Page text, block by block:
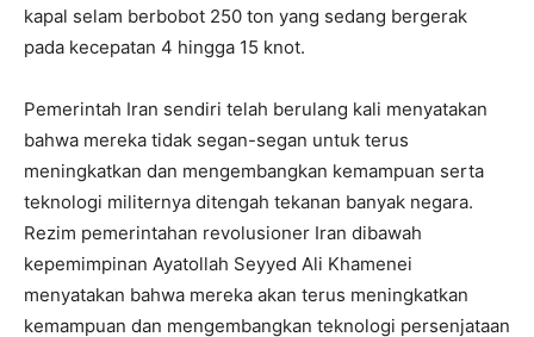
kapal selam berbobot 250 ton yang sedang bergerak
pada kecepatan 4 hingga 15 knot.
Pemerintah Iran sendiri telah berulang kali menyatakan
bahwa mereka tidak segan-segan untuk terus
meningkatkan dan mengembangkan kemampuan serta
teknologi militernya ditengah tekanan banyak negara.
Rezim pemerintahan revolusioner Iran dibawah
kepemimpinan Ayatollah Seyyed Ali Khamenei
menyatakan bahwa mereka akan terus meningkatkan
kemampuan dan mengembangkan teknologi persenjataan